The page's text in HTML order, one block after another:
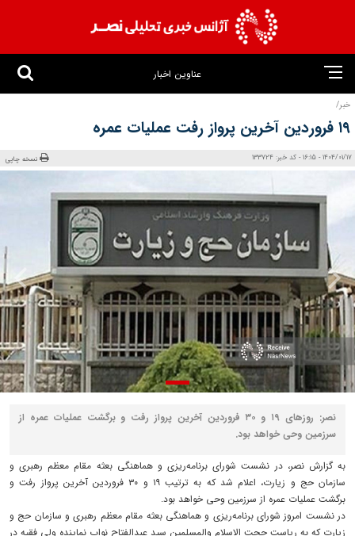
عناوین اخبار
خبر/
۱۹ فروردین آخرین پرواز رفت عملیات عمره
1404/01/17 - 16:15 - کد خبر: 133724 نسخه چاپی
نصر: روزهای ۱۹ و ۳۰ فروردین آخرین پرواز رفت و برگشت عملیات عمره از
سرزمین وحی خواهد بود.
به گزارش نصر، در نشست شورای برنامه‌ریزی و هماهنگی بعثه مقام معظم رهبری و
سازمان حج و زیارت، اعلام شد که به ترتیب ۱۹ و ۳۰ فروردین آخرین پرواز رفت و
برگشت عملیات عمره از سرزمین وحی خواهد بود.
در نشست امروز شورای برنامه‌ریزی و هماهنگی بعثه مقام معظم رهبری و سازمان حج و
زیارت که به ریاست حجت الاسلام والمسلمین سید عبدالفتاح نواب نماینده ولی فقیه در